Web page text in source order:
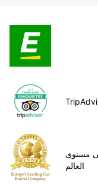
مستوى
العالم